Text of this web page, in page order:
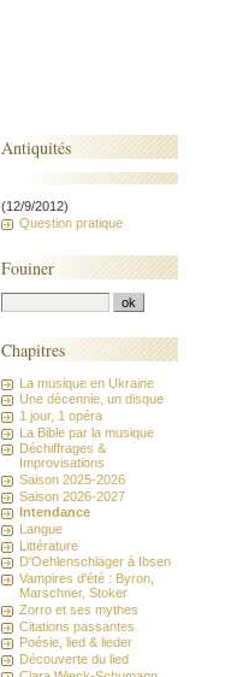
Antiquités
(12/9/2012)
Question pratique
Fouiner
Chapitres
La musique en Ukraine
Une décennie, un disque
1 jour, 1 opéra
La Bible par la musique
Déchiffrages &
Improvisations
Saison 2025-2026
Saison 2026-2027
Intendance
Langue
Littérature
D'Oehlenschläger à Ibsen
Vampires d'été : Byron,
Marschner, Stoker
Zorro et ses mythes
Citations passantes
Poésie, lied & lieder
Découverte du lied